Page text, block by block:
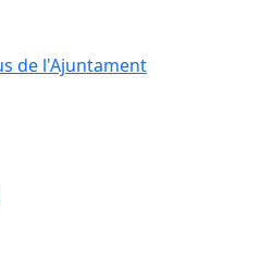
de l'Ajuntament